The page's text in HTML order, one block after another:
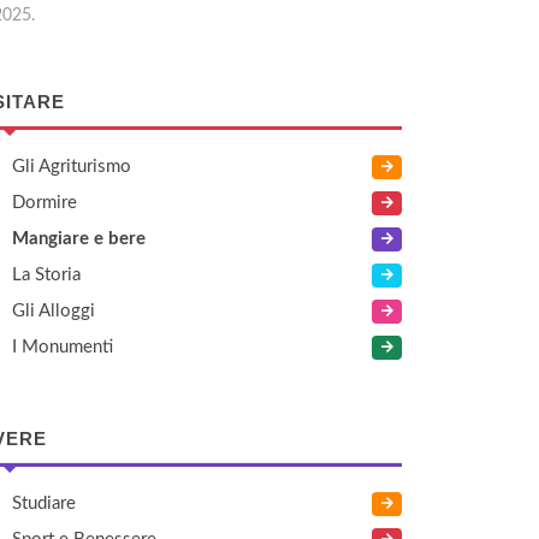
Gli Agriturismo
Dormire
Mangiare e bere
La Storia
Gli Alloggi
I Monumenti
Studiare